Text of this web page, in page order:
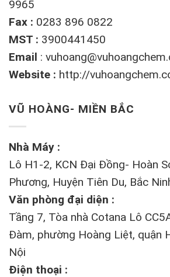
9965
Fax : 0283 896 0822
MST : 3900441450
Email :
Website : http://
VŨ HOÀNG- MIỀN BẮC
Nhà Máy :
Lô H1-2, KCN Đại Đồng- Hoàn
Phương, Huyện Tiên Du, Bắc
Văn phòng đại diện :
Tầng 7, Tòa nhà Cotana Lô
Đàm, phường Hoàng Liệt, quận
Nội
Điện thoại :